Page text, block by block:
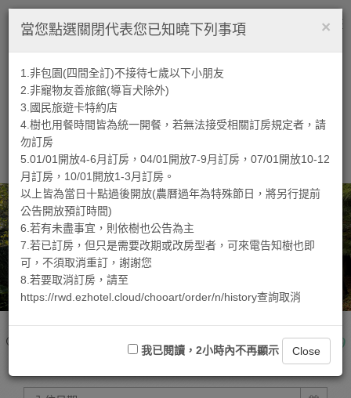
繁中
STEP.1-樹也Villa(苗栗縣民宿209
×
當您點選關閉代表您已知曉下列事項
1.非包園(四間全訂)不接待七歲以下小朋友
2.非寵物友善旅館(導盲犬除外)
3.國民旅遊卡特約店
4.樹也用餐時間皆為統一開餐，若無法接受相關訂房規定者，請
勿訂房
5.01/01開放4-6月訂房，04/01開放7-9月訂房，07/01開放10-12
月訂房，10/01開放1-3月訂房。
以上皆為當日十點過後開放(農曆過年為特殊節日，將另行提前
公告開放預訂時間)
6.若有未盡事宜，則依樹也公告為主
7.若已訂房，但只是需要改期或改房型者，可來電告知樹也即
可，不須取消重訂，謝謝您
8.若要取消訂房，請至
https://rwd.ezhotel.cloud/chooart/order/n/history查詢取消
我已閱讀，2小時內不再顯示 Close